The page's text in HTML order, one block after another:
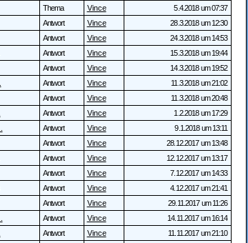
Thema Vince
5.4.2018 um 07:37
Antwort Vince
28.3.2018 um 12:30
Antwort Vince
24.3.2018 um 14:53
Antwort Vince
15.3.2018 um 19:44
Antwort Vince
14.3.2018 um 19:52
Antwort Vince
11.3.2018 um 21:02
Antwort Vince
11.3.2018 um 20:48
Antwort Vince
1.2.2018 um 17:29
Antwort Vince
9.1.2018 um 13:11
Antwort Vince
28.12.2017 um 13:48
Antwort Vince
12.12.2017 um 13:17
Antwort Vince
7.12.2017 um 14:33
Antwort Vince
4.12.2017 um 21:41
Antwort Vince
29.11.2017 um 11:26
Antwort Vince
14.11.2017 um 16:14
Antwort Vince
11.11.2017 um 21:10